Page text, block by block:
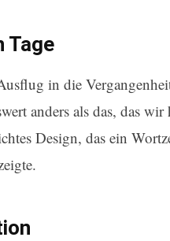
Tage
in die
anders als das, das
Design, das ein